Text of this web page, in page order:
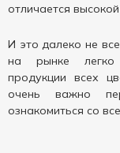
отличается
И это далеко не
на рынке легко
продукции всех
очень важно
ознакомиться со